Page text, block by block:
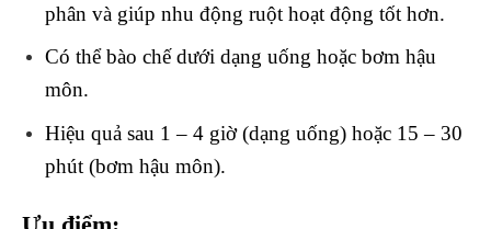
phân và giúp nhu động ruột hoạt động tốt hơn.
Có thể bào chế dưới dạng uống hoặc bơm hậu
môn.
Hiệu quả sau 1 – 4 giờ (dạng uống) hoặc 15 – 30
phút (bơm hậu môn).